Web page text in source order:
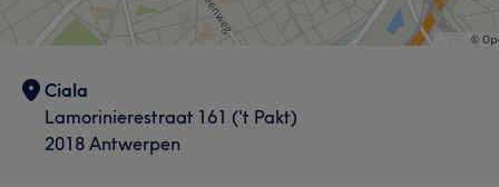
Ciala
Lamorinierestraat 161 ('t Pakt)
2018 Antwerpen